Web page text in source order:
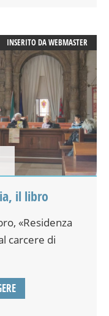
INSERITO DAWEBMASTER
il libro
«Residenza
carcere di